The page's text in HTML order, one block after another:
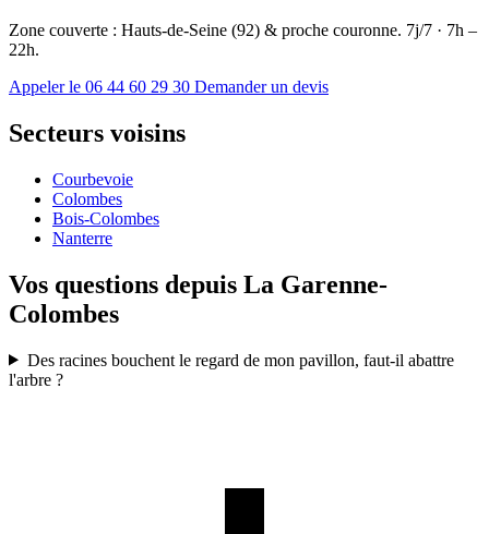
Zone couverte : Hauts-de-Seine (92) & proche couronne. 7j/7 · 7h –
22h.
Appeler le 06 44 60 29 30 Demander un devis
Secteurs voisins
Courbevoie
Colombes
Bois-Colombes
Nanterre
Vos questions depuis La Garenne-
Colombes
Des racines bouchent le regard de mon pavillon, faut-il abattre
l'arbre ?